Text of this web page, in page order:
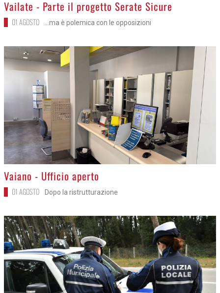
Vailate - Parte il progetto Serate Sicure
01 AGOSTO ...ma è polemica con le opposizioni
>
Vaiano - Ufficio aperto
01 AGOSTO Dopo la ristrutturazione